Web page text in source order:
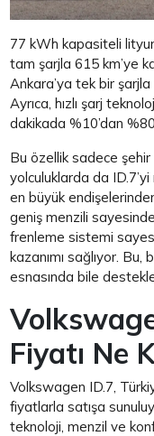
77 kWh kapasiteli
tam şarjla 615 km’ye
Ankara’ya tek bir
Ayrıca, hızlı şarj
dakikada %10’dan
Bu özellik sadece
yolculuklarda da ID.7’yi
en büyük
geniş menzili
frenleme sistemi
kazanımı sağlıyor.
esnasında bile
Fiyatı Ne
Volkswagen ID.7,
fiyatlarla satışa
teknoloji, menzil ve